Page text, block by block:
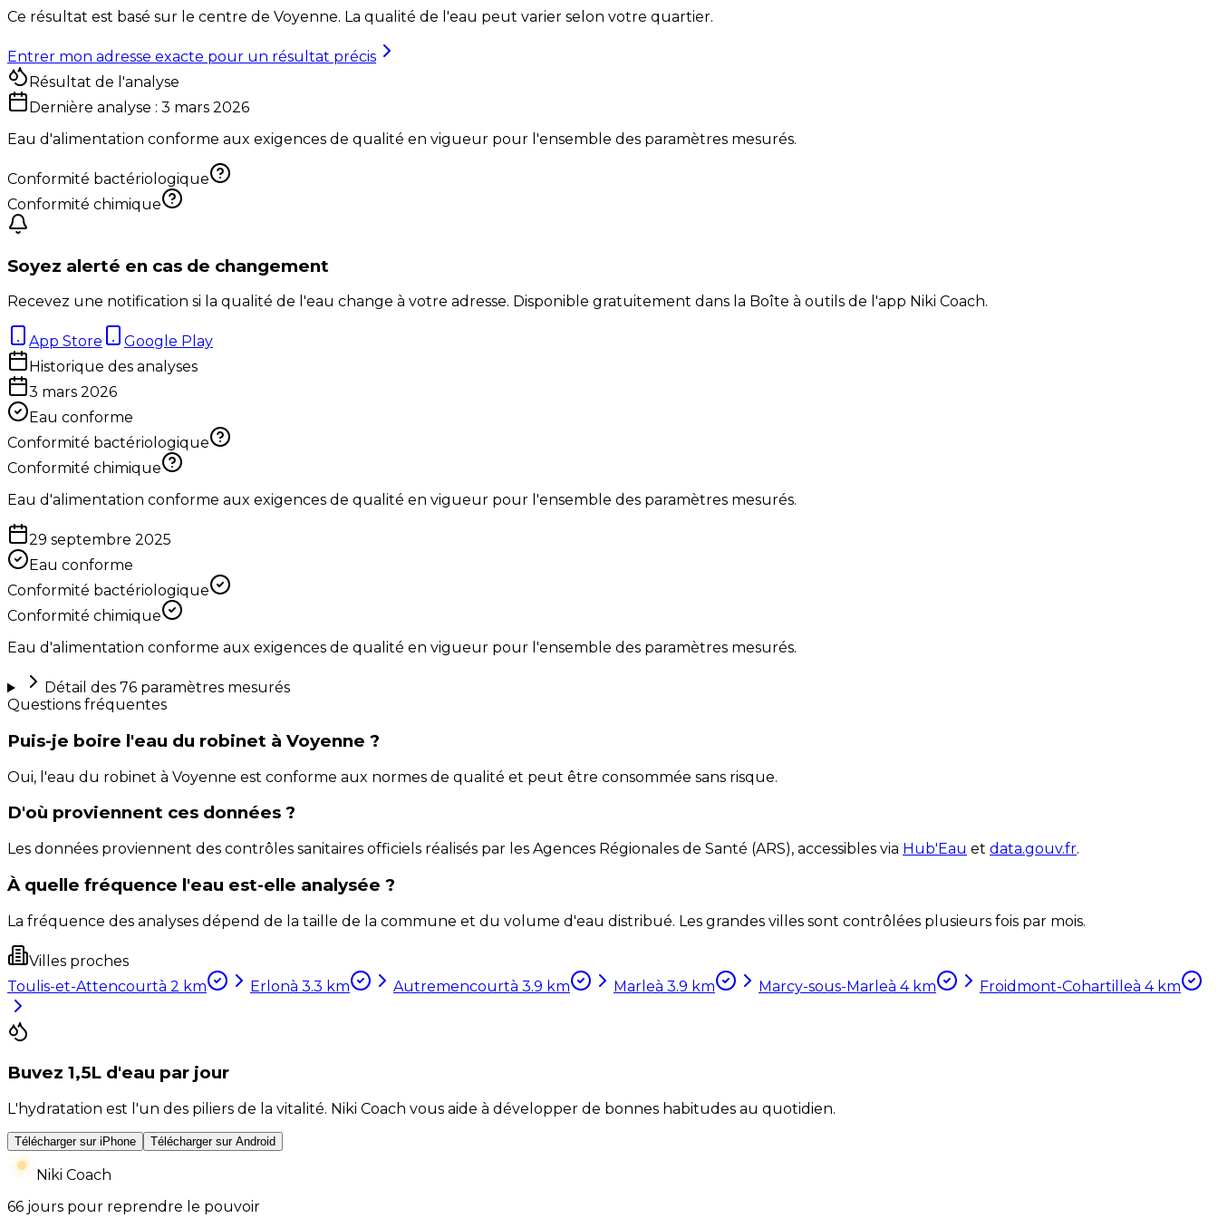
Ce résultat est basé sur le centre de Voyenne. La qualité de l'eau peut varier selon votre quartier.
Entrer mon adresse exacte pour un résultat précis
Résultat de l'analyse
Dernière analyse : 3 mars 2026
Eau d'alimentation conforme aux exigences de qualité en vigueur pour l'ensemble des paramètres mesurés.
Conformité bactériologique
Conformité chimique
Soyez alerté en cas de changement
Recevez une notification si la qualité de l'eau change à votre adresse. Disponible gratuitement dans la Boîte à outils de l'app Niki Coach.
App Store
Google Play
Historique des analyses
3 mars 2026
Eau conforme
Conformité bactériologique
Conformité chimique
Eau d'alimentation conforme aux exigences de qualité en vigueur pour l'ensemble des paramètres mesurés.
29 septembre 2025
Eau conforme
Conformité bactériologique
Conformité chimique
Eau d'alimentation conforme aux exigences de qualité en vigueur pour l'ensemble des paramètres mesurés.
Détail des 76paramètres mesurés
Questions fréquentes
Puis-je boire l'eau du robinet à Voyenne ?
Oui, l'eau du robinet à Voyenne est conforme aux normes de qualité et peut être consommée sans risque.
D'où proviennent ces données ?
Les données proviennent des contrôles sanitaires officiels réalisés par les Agences Régionales de Santé (ARS), accessibles via Hub'Eau et data.gouv.fr.
À quelle fréquence l'eau est-elle analysée ?
La fréquence des analyses dépend de la taille de la commune et du volume d'eau distribué. Les grandes villes sont contrôlées plusieurs fois par mois.
Villes proches
Toulis-et-Attencourtà 2 km Erlonà 3.3 km Autremencourtà 3.9 km Marleà 3.9 km Marcy-sous-Marleà 4km Froidmont-Cohartilleà 4km
Buvez 1,5L d'eau par jour
L'hydratation est l'un des piliers de la vitalité. Niki Coach vous aide à développer de bonnes habitudes au quotidien.
Télécharger sur iPhone Télécharger sur Android
Niki Coach
66 jours pour reprendre le pouvoir